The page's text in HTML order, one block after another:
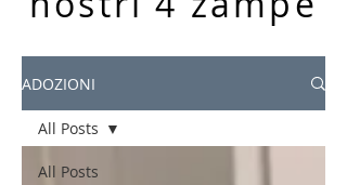
ADOZIONI
All Posts
All Posts